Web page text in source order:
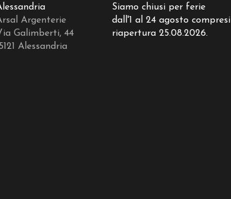
Argenterie
Galimberti, 44
Alessandria
Siamo chiusi per ferie
dall'1 al 24 agosto compresi
riapertura 25.08.2026.